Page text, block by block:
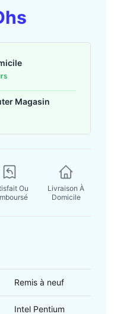
Magasin
Ou
Livraison À
Domicile
Remis à neuf
Intel Pentium